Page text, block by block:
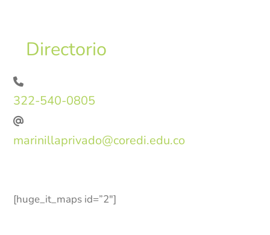
Directorio
322-540-0805
marinillaprivado@coredi.edu.co
[huge_it_maps id=”2″]